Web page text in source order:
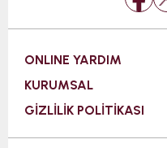
ONLINE YARDIM
KURUMSAL
GİZLİLİK POLİTİKASI